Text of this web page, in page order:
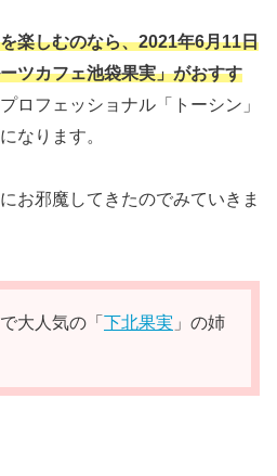
楽しむのなら、2021年6月11日
ツカフェ池袋果実」がおすす
ロフェッショナル「トーシン」
なります。
お邪魔してきたのでみていきま
大人気の「 下北果実 」の姉